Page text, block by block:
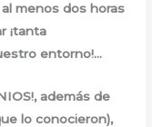
al menos dos horas
¡tanta
entorno!…
además de
lo conocieron),